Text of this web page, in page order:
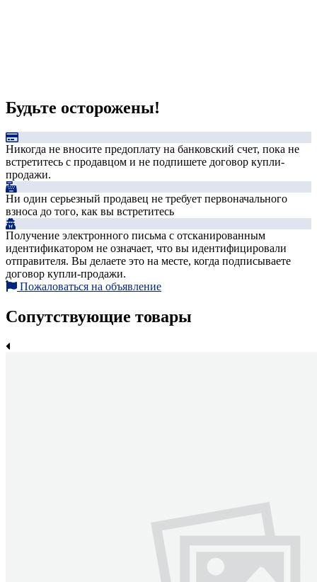
Будьте осторожены!
Никогда не вносите предоплату на банковский счет, пока не
встретитесь с продавцом и не подпишете договор купли-
продажи.
Ни один серьезный продавец не требует первоначального
взноса до того, как вы встретитесь
Получение электронного письма с отсканированным
идентификатором не означает, что вы идентифицировали
отправителя. Вы делаете это на месте, когда подписываете
договор купли-продажи.
Пожаловаться на объявление
Сопутствующие товары